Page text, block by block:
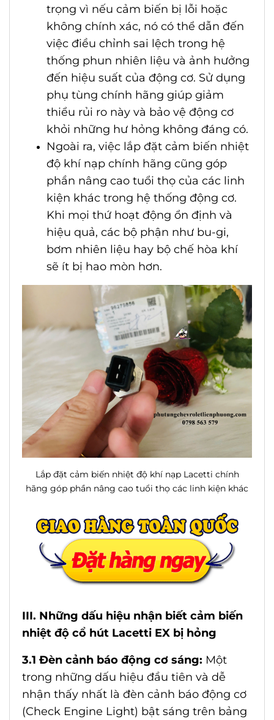
trọng vì nếu cảm biến bị lỗi hoặc
không chính xác, nó có thể dẫn đến
việc điều chỉnh sai lệch trong hệ
thống phun nhiên liệu và ảnh hưởng
đến hiệu suất của động cơ. Sử dụng
phụ tùng chính hãng giúp giảm
thiểu rủi ro này và bảo vệ động cơ
khỏi những hư hỏng không đáng có.
Ngoài ra, việc lắp đặt cảm biến nhiệt
độ khí nạp chính hãng cũng góp
phần nâng cao tuổi thọ của các linh
kiện khác trong hệ thống động cơ.
Khi mọi thứ hoạt động ổn định và
hiệu quả, các bộ phận như bu-gi,
bơm nhiên liệu hay bộ chế hòa khí
sẽ ít bị hao mòn hơn.
Lắp đặt cảm biến nhiệt độ khí nạp Lacetti chính
hãng góp phần nâng cao tuổi thọ các linh kiện khác
III. Những dấu hiệu nhận biết cảm biến
nhiệt độ cổ hút Lacetti EX bị hỏng
3.1 Đèn cảnh báo động cơ sáng: Một
trong những dấu hiệu đầu tiên và dễ
nhận thấy nhất là đèn cảnh báo động cơ
(Check Engine Light) bật sáng trên bảng